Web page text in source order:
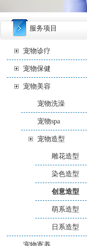
服务项目
宠物诊疗
宠物保健
宠物美容
宠物洗澡
宠物spa
宠物造型
雕花造型
染色造型
创意造型
萌系造型
日系造型